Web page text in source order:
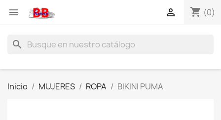
 shopping_cart (0)

search
Inicio MUJERES ROPA BIKINI PUMA